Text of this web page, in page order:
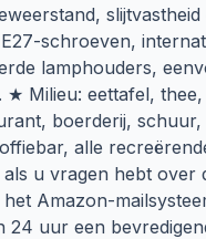
slijtvastheid
schroeven,
lamphouders,
Milieu: eettafel,
boerderij,
alle
u vragen hebt over
Amazon-
24 uur een